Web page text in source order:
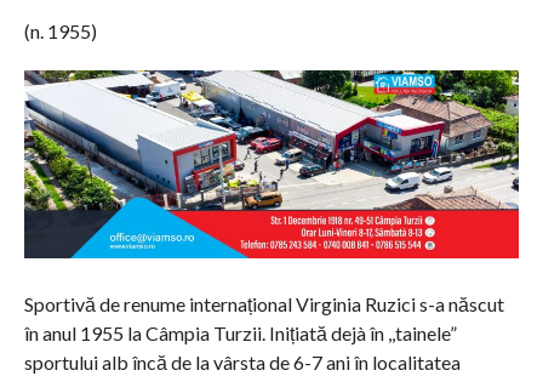
(n. 1955)
Sportivă de renume internațional Virginia Ruzici s-a născut
în anul 1955 la Câmpia Turzii. Inițiată dejà în ,,tainele”
sportului alb încă de la vârsta de 6-7 ani în localitatea